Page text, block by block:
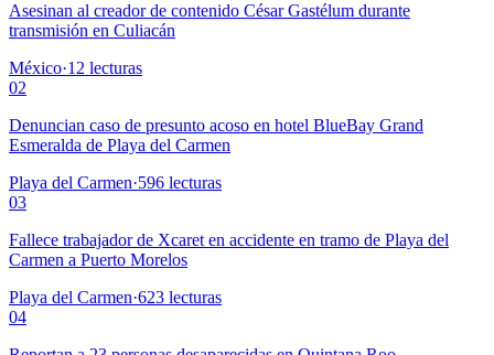
Asesinan al creador de contenido César Gastélum durante
transmisión en Culiacán
México·12 lecturas
02
Denuncian caso de presunto acoso en hotel BlueBay Grand
Esmeralda de Playa del Carmen
Playa del Carmen·596 lecturas
03
Fallece trabajador de Xcaret en accidente en tramo de Playa del
Carmen a Puerto Morelos
Playa del Carmen·623 lecturas
04